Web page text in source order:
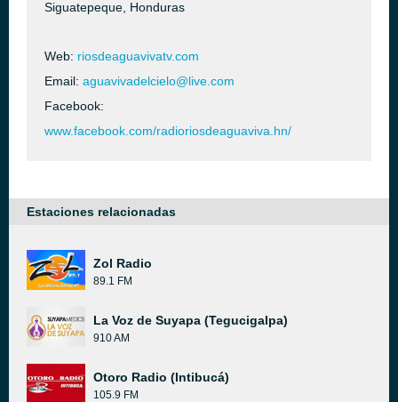
Siguatepeque, Honduras
Web: riosdeaguavivatv.com
Email: aguavivadelcielo@live.com
Facebook:
www.facebook.com/radioriosdeaguaviva.hn/
Estaciones relacionadas
Zol Radio
89.1 FM
La Voz de Suyapa (Tegucigalpa)
910 AM
Otoro Radio (Intibucá)
105.9 FM